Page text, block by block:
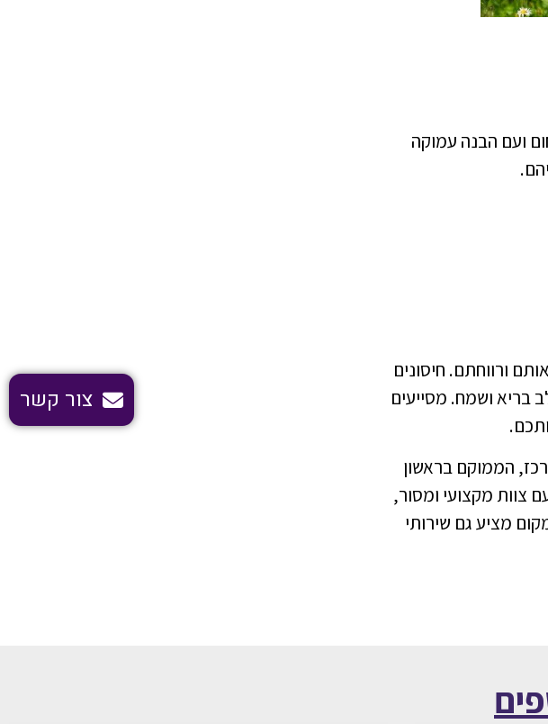
ועם הבנה עמוקה
ורווחתם. חיסונים
בריא ושמח. מסייעים
הממוקם בראשון
צוות מקצועי ומסור,
מציע גם שירותי
צור קשר